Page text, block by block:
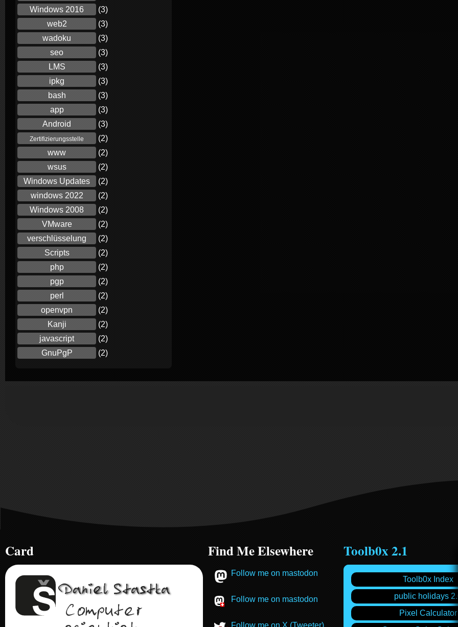
Windows 2016
(3)
web2
(3)
wadoku
(3)
seo
(3)
LMS
(3)
ipkg
(3)
bash
(3)
app
(3)
Android
(3)
Zertifizierungsstelle
(2)
www
(2)
wsus
(2)
Windows Updates
(2)
windows 2022
(2)
Windows 2008
(2)
VMware
(2)
verschlüsselung
(2)
Scripts
(2)
php
(2)
pgp
(2)
perl
(2)
openvpn
(2)
Kanji
(2)
javascript
(2)
GnuPgP
(2)
Card
Daniel Stastka
Computer
Find Me Elsewhere
Follow me on mastodon
Follow me on mastodon
Follow me on X (Tweeter)
Toolb0x 2.1
Toolb0x Index
public holidays
Pixel Calculator